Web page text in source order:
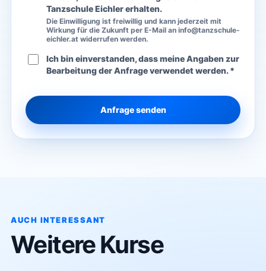
Tanzschule Eichler erhalten.
Die Einwilligung ist freiwillig und kann jederzeit mit
Wirkung für die Zukunft per E-Mail an info@tanzschule-
eichler.at widerrufen werden.
Ich bin einverstanden, dass meine Angaben zur
Bearbeitung der Anfrage verwendet werden. *
Anfrage senden
AUCH INTERESSANT
Weitere Kurse